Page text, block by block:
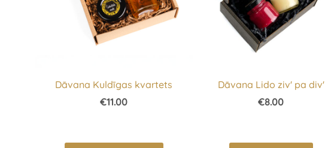
Dāvana Kuldīgas kvartets
€11.00
Dāvana Lido ziv' pa div'
€8.00